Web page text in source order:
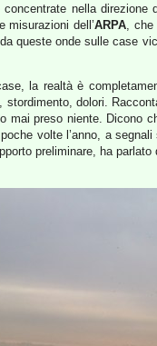
nella
misurazioni dell’ARPA, che
queste onde sulle case
la realtà è
dolori.
mai preso niente. Dicono
volte l’anno, a
preliminare, ha parlato